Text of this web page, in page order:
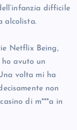
difficile
alcolista.
Netflix Being,
avuto un
volta mi ha
non
di m***a in